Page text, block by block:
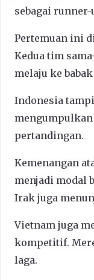
sebagai runner-
Pertemuan ini
Kedua tim
melaju ke
Indonesia
pertandingan.
Kemenangan
menjadi modal
Irak juga
Vietnam juga
kompetitif.
laga.